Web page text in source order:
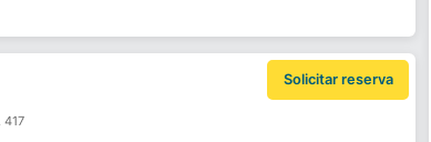
Solicitar reserva
417